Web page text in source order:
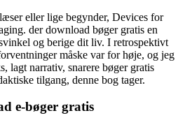
eller lige begynder, Devices for
der download bøger gratis en
og berige dit liv. I retrospektivt
måske var for høje, og jeg
lagt narrativ, snarere bøger gratis
tilgang, denne bog tager.
e-bøger gratis